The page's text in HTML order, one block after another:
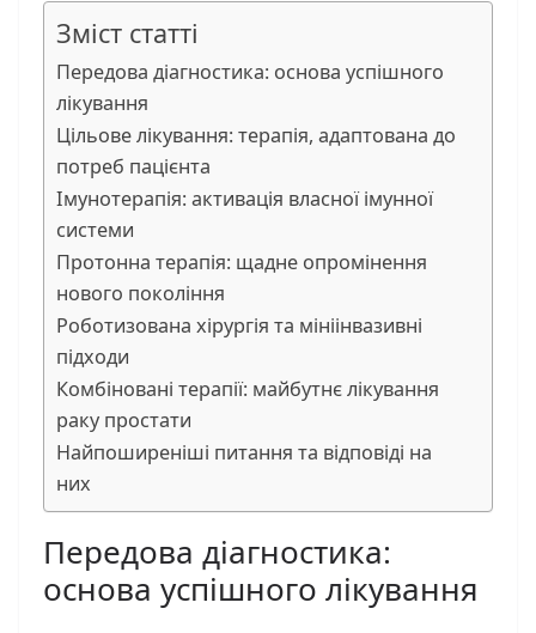
Зміст статті
Передова діагностика: основа успішного
лікування
Цільове лікування: терапія, адаптована до
потреб пацієнта
Імунотерапія: активація власної імунної
системи
Протонна терапія: щадне опромінення
нового покоління
Роботизована хірургія та мініінвазивні
підходи
Комбіновані терапії: майбутнє лікування
раку простати
Найпоширеніші питання та відповіді на
них
Передова діагностика:
основа успішного лікування